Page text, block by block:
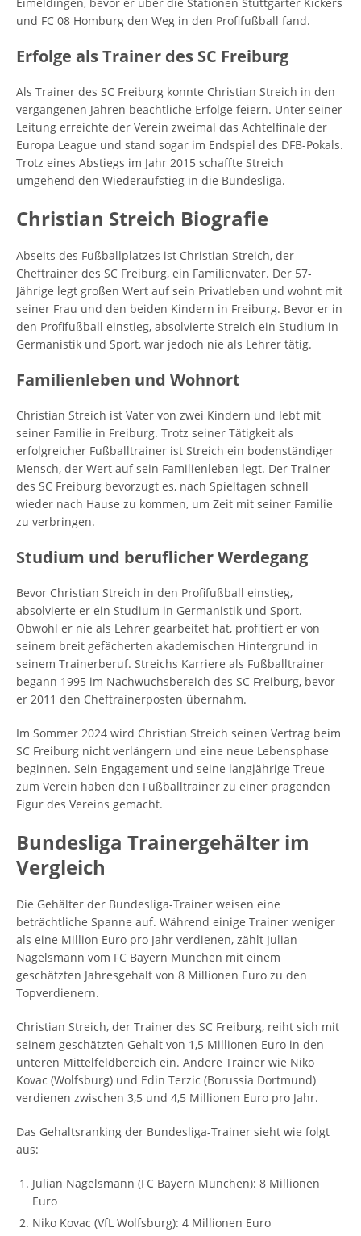
und FC 08 Homburg den Weg in den Profifußball fand.
Erfolge als Trainer des SC Freiburg
Als Trainer des SC Freiburg konnte Christian Streich in den
vergangenen Jahren beachtliche Erfolge feiern. Unter seiner
Leitung erreichte der Verein zweimal das Achtelfinale der
Europa League und stand sogar im Endspiel des DFB-Pokals.
Trotz eines Abstiegs im Jahr 2015 schaffte Streich
umgehend den Wiederaufstieg in die Bundesliga.
Christian Streich Biografie
Abseits des Fußballplatzes ist Christian Streich, der
Cheftrainer des SC Freiburg, ein Familienvater. Der 57-
Jährige legt großen Wert auf sein Privatleben und wohnt mit
seiner Frau und den beiden Kindern in Freiburg. Bevor er in
den Profifußball einstieg, absolvierte Streich ein Studium in
Germanistik und Sport, war jedoch nie als Lehrer tätig.
Familienleben und Wohnort
Christian Streich ist Vater von zwei Kindern und lebt mit
seiner Familie in Freiburg. Trotz seiner Tätigkeit als
erfolgreicher Fußballtrainer ist Streich ein bodenständiger
Mensch, der Wert auf sein Familienleben legt. Der Trainer
des SC Freiburg bevorzugt es, nach Spieltagen schnell
wieder nach Hause zu kommen, um Zeit mit seiner Familie
zu verbringen.
Studium und beruflicher Werdegang
Bevor Christian Streich in den Profifußball einstieg,
absolvierte er ein Studium in Germanistik und Sport.
Obwohl er nie als Lehrer gearbeitet hat, profitiert er von
seinem breit gefächerten akademischen Hintergrund in
seinem Trainerberuf. Streichs Karriere als Fußballtrainer
begann 1995 im Nachwuchsbereich des SC Freiburg, bevor
er 2011 den Cheftrainerposten übernahm.
Im Sommer 2024 wird Christian Streich seinen Vertrag beim
SC Freiburg nicht verlängern und eine neue Lebensphase
beginnen. Sein Engagement und seine langjährige Treue
zum Verein haben den Fußballtrainer zu einer prägenden
Figur des Vereins gemacht.
Bundesliga Trainergehälter im
Vergleich
Die Gehälter der Bundesliga-Trainer weisen eine
beträchtliche Spanne auf. Während einige Trainer weniger
als eine Million Euro pro Jahr verdienen, zählt Julian
Nagelsmann vom FC Bayern München mit einem
geschätzten Jahresgehalt von 8 Millionen Euro zu den
Topverdienern.
Christian Streich, der Trainer des SC Freiburg, reiht sich mit
seinem geschätzten Gehalt von 1,5 Millionen Euro in den
unteren Mittelfeldbereich ein. Andere Trainer wie Niko
Kovac (Wolfsburg) und Edin Terzic (Borussia Dortmund)
verdienen zwischen 3,5 und 4,5 Millionen Euro pro Jahr.
Das Gehaltsranking der Bundesliga-Trainer sieht wie folgt
aus:
Julian Nagelsmann (FC Bayern München): 8 Millionen
Euro
Niko Kovac (VfL Wolfsburg): 4 Millionen Euro